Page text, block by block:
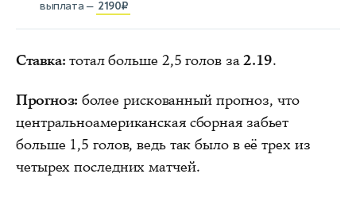
выплата — 2190₽
Ставка: тотал больше 2,5 голов за2.19.
Прогноз: более рискованный прогноз, что
центральноамериканская сборная забьет
больше 1,5 голов, ведь так было в её трех из
четырех последних матчей.